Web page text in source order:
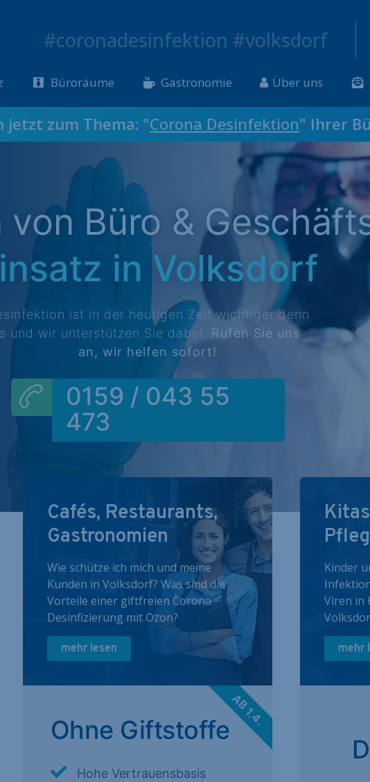
#coronadesinfektion #volksdorf
Büroräume Gastronomie Über uns
jetzt zum Thema: "Corona Desinfektion" Ihrer
Büro &
in Volksdorf
ist in der heutigen Zeit wichtiger denn
und wir unterstützen Sie dabei. Rufen Sie uns
an, wir helfen sofort!
0159 / 043 55
473
Cafés, Restaurants,
Gastronomien
Wie schütze ich mich und meine
Kunden in Volksdorf? Was sind die
Vorteile einer giftfreien Corona
Desinfizierung mit Ozon?
mehr lesen
Ohne Giftstoffe
Hohe Vertrauensbasis
AB 1.4.
Kinder
Viren in
mehr